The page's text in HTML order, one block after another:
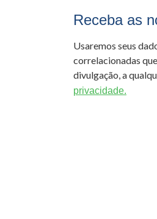
Receba as
Usaremos seus
correlacionadas
divulgação, a
privacidade.